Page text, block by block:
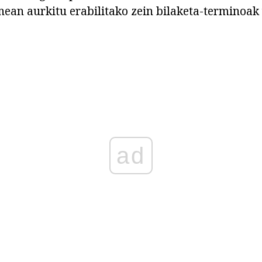
aurkitu erabilitako zein bilaketa-terminoak
ad